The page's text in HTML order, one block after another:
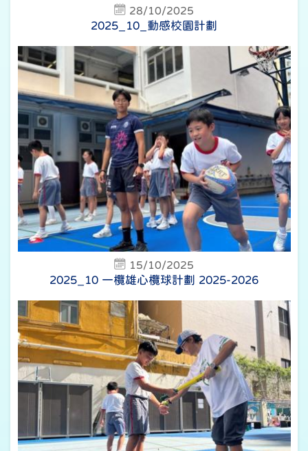
28/10/2025
2025_10_動感校園計劃
15/10/2025
2025_10 一欖雄心欖球計劃 2025-2026